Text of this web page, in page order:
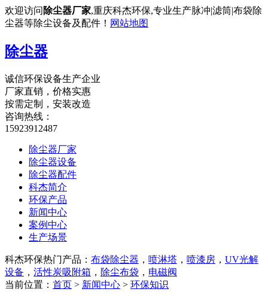
欢迎访问 除尘器厂家,重庆科杰环保,专业生产脉冲|滤筒|布袋除
尘器等除尘设备及配件！ 网站地图
除尘器
诚信环保设备生产企业
厂家直销，价格实惠
按需定制，安装改造
咨询热线：
15923912487
除尘器厂家
除尘器设备
除尘器配件
科杰简介
环保产品
新闻中心
案例中心
生产场景
科杰环保热门产品： 布袋除尘器 ， 喷淋塔 ， 喷漆房 ， UV光解
设备 ， 活性炭吸附箱 ， 除尘布袋 ， 电磁阀
当前位置： 首页 > 新闻中心 > 环保知识